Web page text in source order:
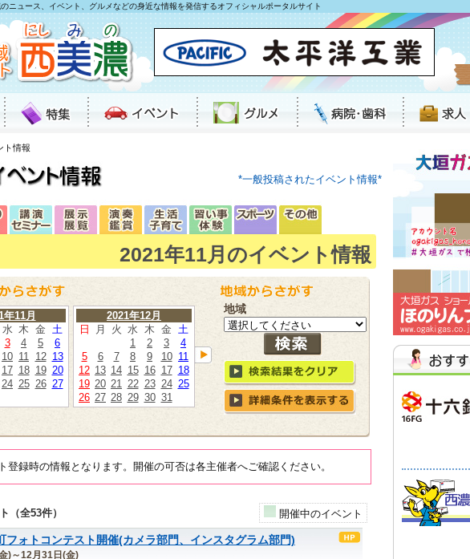
ニュース、イベント、グルメなどの身近な情報を発信するオフィシャルポータルサイト
ト情報
*一般投稿されたイベント情報*
2021年11月のイベント情報
年11月
水 木 金 土
3 4 5
6
10 11 12 13
17 18 19 20
24 25 26 27
2021年12月
日
月 火 水 木 金 土
1
2 3
4
5
6 7 8 9 10 11
12 13 14 15 16 17 18
19 20 21 22 23 24 25
26 27 28 29 30 31
地域
登録時の情報となります。開催の可否は各主催者へご確認ください。
（全53件） 開催中のイベント
ォトコンテスト開催(カメラ部門、インスタグラム部門)
)～12月31日(金)